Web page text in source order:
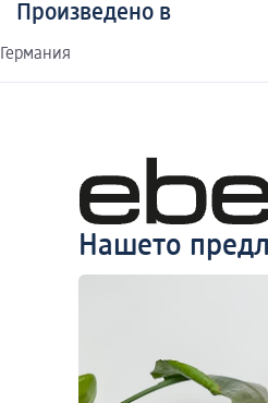
Произведено в
Германия
Нашето